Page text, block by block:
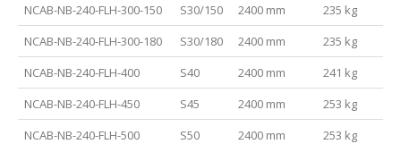
NCAB-NB-240-FLH-300-150
S30/150 2400 mm
235 kg
NCAB-NB-240-FLH-300-180
S30/180 2400 mm
235 kg
NCAB-NB-240-FLH-400
S40 2400 mm
241 kg
NCAB-NB-240-FLH-450
S45 2400 mm
253 kg
NCAB-NB-240-FLH-500
S50 2400 mm
253 kg